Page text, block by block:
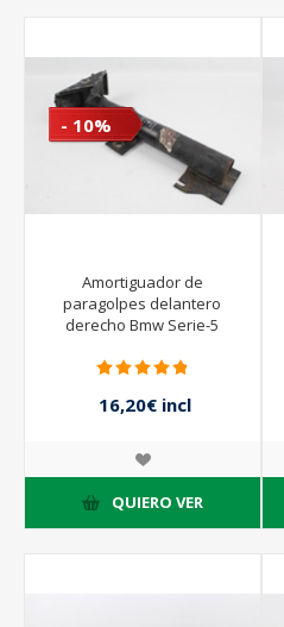
- 10%
Amortiguador de
paragolpes delantero
derecho Bmw Serie-5
1992
16,20€ incl
impuestos
QUIERO VER